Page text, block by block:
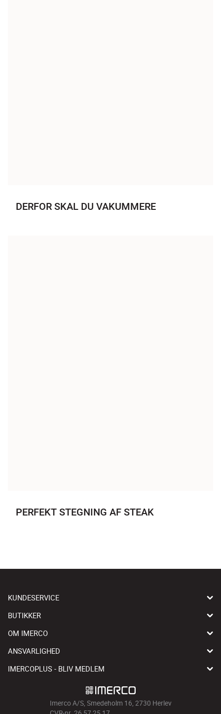
DERFOR SKAL DU VAKUMMERE
PERFEKT STEGNING AF STEAK
KUNDESERVICE
BUTIKKER
OM IMERCO
ANSVARLIGHED
IMERCOPLUS - BLIV MEDLEM
Imerco A/S, Smedeholm 16, 2730 Herlev